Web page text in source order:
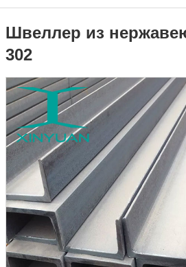
Швеллер из
Швеллер из
302